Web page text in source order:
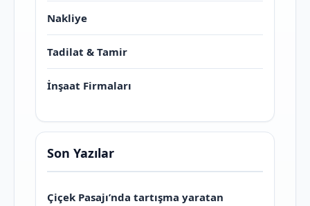
Nakliye
Tadilat & Tamir
İnşaat Firmaları
Son Yazılar
Çiçek Pasajı’nda tartışma yaratan